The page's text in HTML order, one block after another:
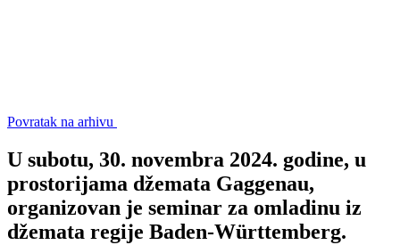
Povratak na arhivu
U subotu, 30. novembra 2024. godine, u
prostorijama džemata Gaggenau,
organizovan je seminar za omladinu iz
džemata regije Baden-Württemberg.